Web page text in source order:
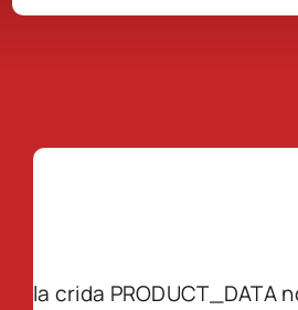
la crida PRODUCT_DATA